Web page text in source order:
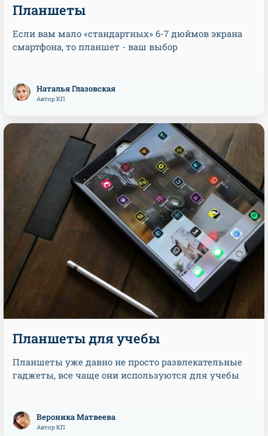
Планшеты
Если вам мало «стандартных» 6-7 дюймов экрана
смартфона, то планшет - ваш выбор
Наталья Глазовская
Автор КП
Планшеты для учебы
Планшеты уже давно не просто развлекательные
гаджеты, все чаще они используются для учебы
Вероника Матвеева
Автор КП